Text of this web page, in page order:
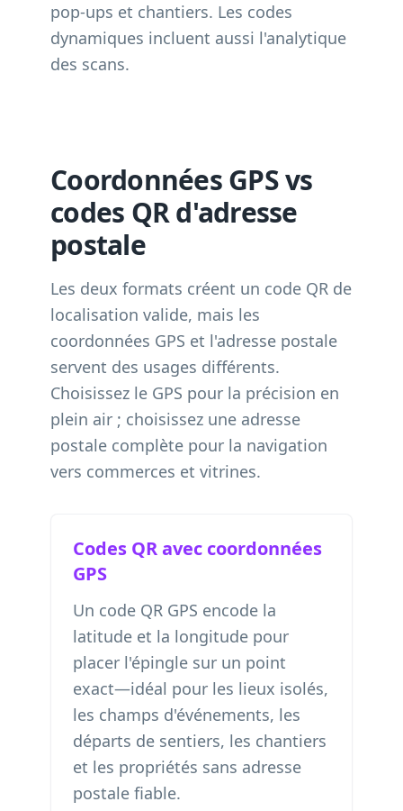
pop-ups et chantiers. Les codes
dynamiques incluent aussi l'analytique
des scans.
Coordonnées GPS vs
codes QR d'adresse
postale
Les deux formats créent un code QR de
localisation valide, mais les
coordonnées GPS et l'adresse postale
servent des usages différents.
Choisissez le GPS pour la précision en
plein air ; choisissez une adresse
postale complète pour la navigation
vers commerces et vitrines.
Codes QR avec coordonnées
GPS
Un code QR GPS encode la
latitude et la longitude pour
placer l'épingle sur un point
exact—idéal pour les lieux isolés,
les champs d'événements, les
départs de sentiers, les chantiers
et les propriétés sans adresse
postale fiable.